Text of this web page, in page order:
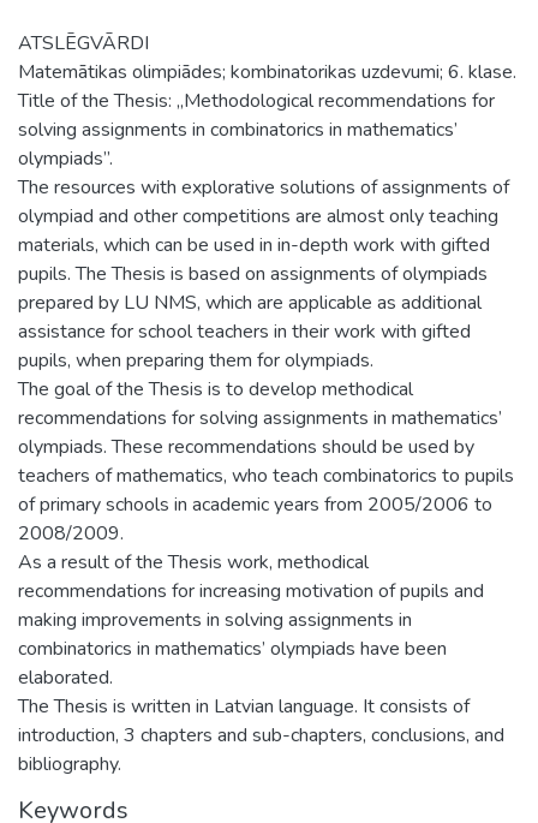
ATSLĒGVĀRDI
Matemātikas olimpiādes; kombinatorikas uzdevumi; 6. klase.
Title of the Thesis: „Methodological recommendations for
solving assignments in combinatorics in mathematics’
olympiads”.
The resources with explorative solutions of assignments of
olympiad and other competitions are almost only teaching
materials, which can be used in in-depth work with gifted
pupils. The Thesis is based on assignments of olympiads
prepared by LU NMS, which are applicable as additional
assistance for school teachers in their work with gifted
pupils, when preparing them for olympiads.
The goal of the Thesis is to develop methodical
recommendations for solving assignments in mathematics’
olympiads. These recommendations should be used by
teachers of mathematics, who teach combinatorics to pupils
of primary schools in academic years from 2005/2006 to
2008/2009.
As a result of the Thesis work, methodical
recommendations for increasing motivation of pupils and
making improvements in solving assignments in
combinatorics in mathematics’ olympiads have been
elaborated.
The Thesis is written in Latvian language. It consists of
introduction, 3 chapters and sub-chapters, conclusions, and
bibliography.
Keywords